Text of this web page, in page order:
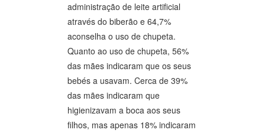
administração de leite artificial
através do biberão e 64,7%
aconselha o uso de chupeta.
Quanto ao uso de chupeta, 56%
das mães indicaram que os seus
bebés a usavam. Cerca de 39%
das mães indicaram que
higienizavam a boca aos seus
filhos, mas apenas 18% indicaram